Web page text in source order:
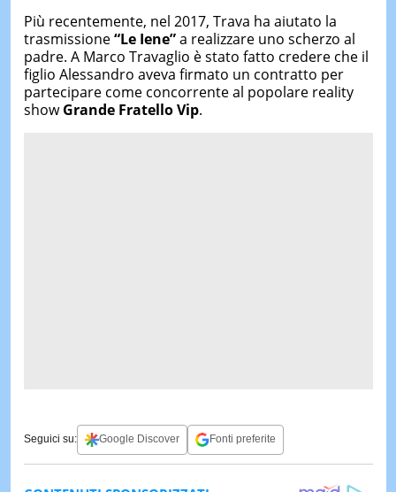
Più recentemente, nel 2017, Trava ha aiutato la
trasmissione“Le Iene”a realizzare uno scherzo al
padre. A Marco Travaglio è stato fatto credere che il
figlio Alessandro aveva firmato un contratto per
partecipare come concorrente al popolare reality
showGrande Fratello Vip.
Seguici su: Google Discover Fonti preferite